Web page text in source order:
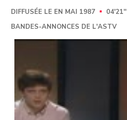
DIFFUSÉE LE EN MAI 1987 04'21''
BANDES-ANNONCES DE L'ASTV